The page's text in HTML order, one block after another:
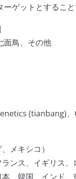
ゲットとするこ
面鳥、その他
(tianbang)
メキシコ）
ンス、イギリス、
、韓国、インド、